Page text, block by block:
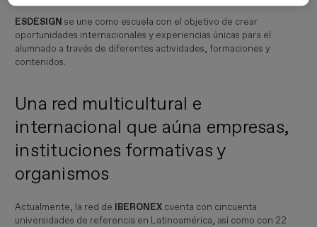
ESDESIGNse une como escuela con el objetivo de crear
oportunidades internacionales y experiencias únicas para el
alumnado a través de diferentes actividades, formaciones y
contenidos.
Una red multicultural e
internacional que aúna empresas,
instituciones formativas y
organismos
Actualmente, la red de IBERONEX cuenta con cincuenta
universidades de referencia en Latinoamérica, así como con 22